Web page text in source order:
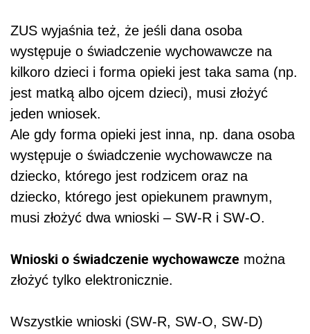
ZUS wyjaśnia też, że jeśli dana osoba
występuje o świadczenie wychowawcze na
kilkoro dzieci i forma opieki jest taka sama (np.
jest matką albo ojcem dzieci), musi złożyć
jeden wniosek.
Ale gdy forma opieki jest inna, np. dana osoba
występuje o świadczenie wychowawcze na
dziecko, którego jest rodzicem oraz na
dziecko, którego jest opiekunem prawnym,
musi złożyć dwa wnioski – SW-R i SW-O.
Wnioski o świadczenie wychowawcze można
złożyć tylko elektronicznie.
Wszystkie wnioski (SW-R, SW-O, SW-D)